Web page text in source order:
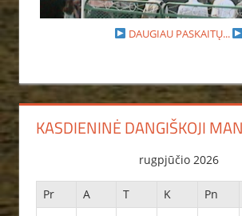
DAUGIAU PASKAITŲ...
KASDIENINĖ DANGIŠKOJI
rugpjūčio 2026
Pr A T K Pn